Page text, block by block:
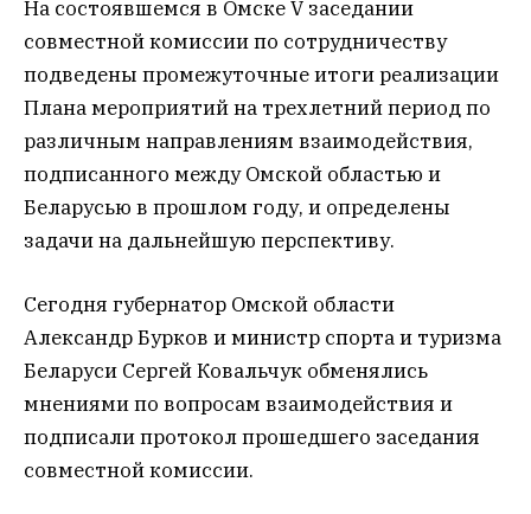
На состоявшемся в Омске V заседании
совместной комиссии по сотрудничеству
подведены промежуточные итоги реализации
Плана мероприятий на трехлетний период по
различным направлениям взаимодействия,
подписанного между Омской областью и
Беларусью в прошлом году, и определены
задачи на дальнейшую перспективу.
Сегодня губернатор Омской области
Александр Бурков и министр спорта и туризма
Беларуси Сергей Ковальчук обменялись
мнениями по вопросам взаимодействия и
подписали протокол прошедшего заседания
совместной комиссии.